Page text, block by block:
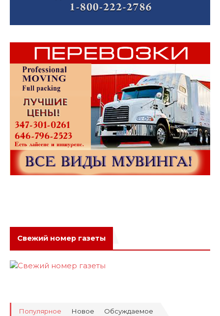
Свежий номер газеты
Популярное Новое Обсуждаемое